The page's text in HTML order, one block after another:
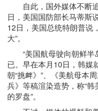
自此，国外媒体不断追
日，美国国防部长马蒂斯
12日，美国总统特朗普说
大”。
“美国航母驶向朝鲜半
已。早在本月10日，韩媒
朝“挑衅》”、《美航母本
兵》等稿渲染造势，称“
的罗盘”。